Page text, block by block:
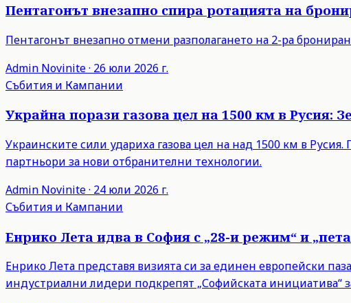
Пентагонът внезапно спира ротацията на
Пентагонът внезапно отмени разполагането на 2-ра
Admin Novinite· 26 юли 2026 г.
Събития и Кампании
Украйна порази газова цел на 1500 км в Русия:
Украинските сили удариха газова цел на над 1500 км в
партньори за нови отбранителни технологии.
Admin Novinite· 24 юли 2026 г.
Събития и Кампании
Енрико Лета идва в София с „28-и режим“ и
Енрико Лета представя визията си за единен европейски
индустриални лидери подкрепят „Софийската инициатива“